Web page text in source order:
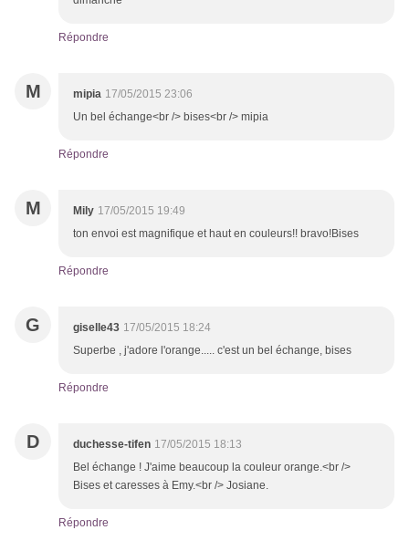
Répondre
M mipia 17/05/2015 23:06
Un bel échange<br /> bises<br /> mipia
Répondre
M Mily 17/05/2015 19:49
ton envoi est magnifique et haut en couleurs!! bravo!Bises
Répondre
G giselle43 17/05/2015 18:24
Superbe , j'adore l'orange..... c'est un bel échange, bises
Répondre
D duchesse-tifen 17/05/2015 18:13
Bel échange ! J'aime beaucoup la couleur orange.<br />
Bises et caresses à Emy.<br /> Josiane.
Répondre